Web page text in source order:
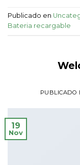
Publicado en
Bateria recargable
PUBLICADO
19
Nov